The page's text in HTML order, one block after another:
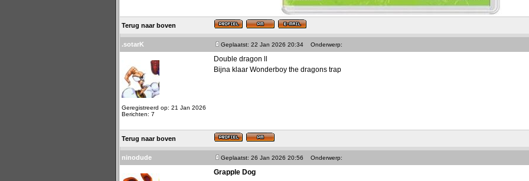
Terug naar boven
.sotarK Geplaatst: 22 Jan 2026 20:34 Onderwerp:
Geregistreerd op: 21 Jan 2026
Berichten: 7
Double dragon ll
Bijna klaar Wonderboy the dragons trap
Terug naar boven
ninodude Geplaatst: 26 Jan 2026 20:56 Onderwerp:
Grapple Dog